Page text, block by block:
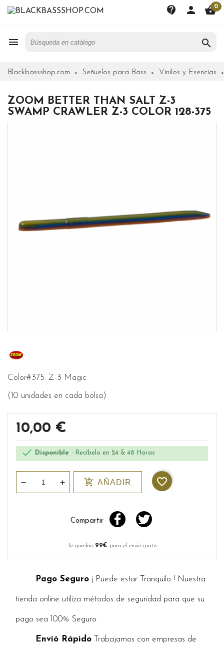
contact_support person shopping_basket0
 
Blackbassshop.com Señuelos para Bass Vinilos y Esencias
ZOOM BETTER THAN SALT Z-3
SWAMP CRAWLER Z-3 COLOR 128-375
Color#375: Z-3 Magic
(10 unidades en cada bolsa)
10,00 €
 Disponible Recíbelo en 24 & 48 Horas
add_shopping_cart AÑADIR favorite_border
Compartir
Te quedan 99€ para el envío gratis
Pago Seguro ¡ Puede estar Tranquilo ! Nuestra
tienda online utiliza métodos de seguridad para que su
pago sea 100% Seguro.
Envió Rápido Trabajamos con empresas de